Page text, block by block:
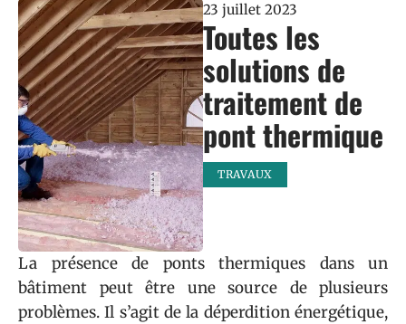
23 juillet 2023
Toutes les
solutions de
traitement de
pont thermique
TRAVAUX
La présence de ponts thermiques dans un
bâtiment peut être une source de plusieurs
problèmes. Il s’agit de la déperdition énergétique,